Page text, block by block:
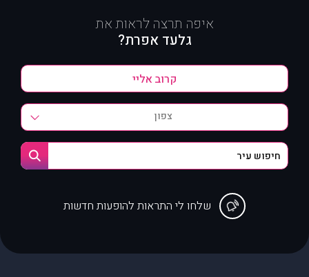
איפה תרצה לראות את
גלעד אפרת?
צפון
שלחו לי התראות להופעות חדשות